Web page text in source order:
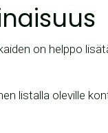
on helppo
listalla oleville